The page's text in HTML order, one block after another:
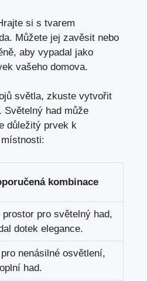
si s tvarem
Můžete jej zavěsit nebo
aby vypadal jako
vašeho domova.
světla, zkuste vytvořit
Světelný had může
důležitý prvek k
kombinace
prostor pro světelný had,
dotek elegance.
nenásilné osvětlení,
had.